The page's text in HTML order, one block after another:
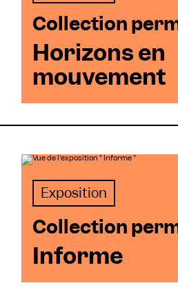
Évènement
Visite littéraire
Nocturne Féministe
Mai
Juillet
Août
Septembre
Octobre
Collection
Horizons en
mouvement
Exposition
Collection
Informe